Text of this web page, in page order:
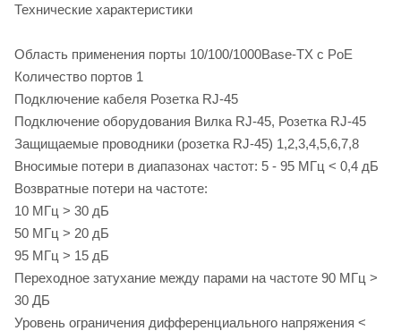
Технические характеристики
Область применения порты 10/100/1000Base-TX с PoE
Количество портов 1
Подключение кабеля Розетка RJ-45
Подключение оборудования Вилка RJ-45, Розетка RJ-45
Защищаемые проводники (розетка RJ-45) 1,2,3,4,5,6,7,8
Вносимые потери в диапазонах частот: 5 - 95 МГц < 0,4 дБ
Возвратные потери на частоте:
10 МГц > 30 дБ
50 МГц > 20 дБ
95 МГц > 15 дБ
Переходное затухание между парами на частоте 90 МГц >
30 ДБ
Уровень ограничения дифференциального напряжения <